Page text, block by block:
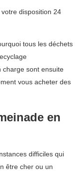
disposition 24
tous les déchets
charge sont ensuite
vous acheter des
en
difficiles qui
être cher ou un